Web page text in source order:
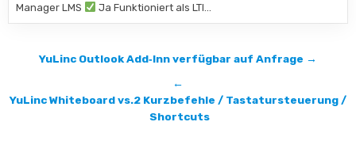
Manager LMS
Ja Funktioniert als LTI…
Beitragsnavigation
YuLinc Outlook Add‑Inn verfügbar auf Anfrage →
←
YuLinc Whiteboard vs.2 Kurzbefehle / Tastatursteuerung /
Shortcuts